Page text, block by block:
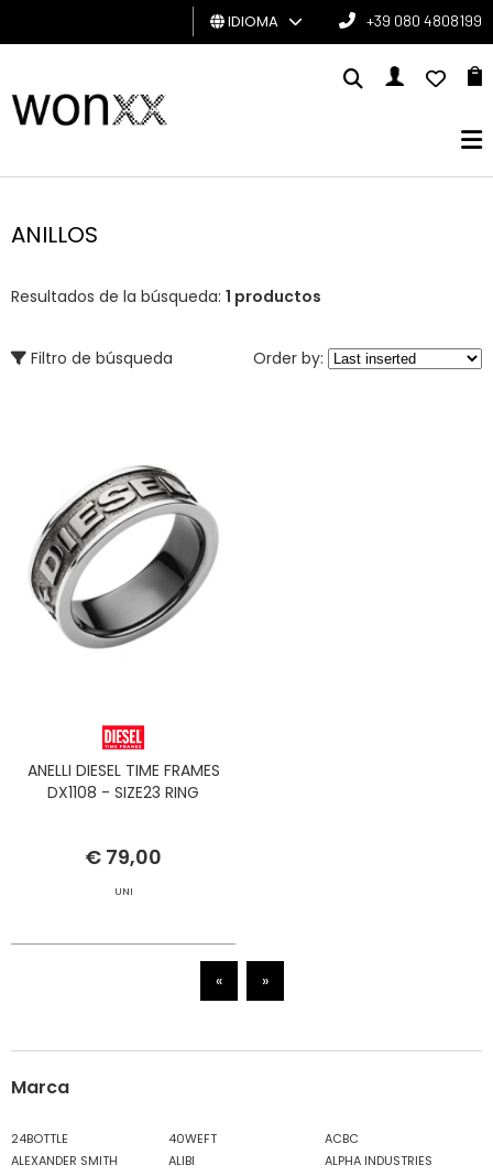
HOMBRE
DE
BRAND
IDIOMA +39 080 4808199
ANILLOS
Resultados de la búsqueda: 1 productos
Filtro de búsqueda Order by:
ANELLI DIESEL TIME FRAMES
DX1108 - SIZE23 RING
€ 79,00
UNI
« »
Marca
24BOTTLE 40WEFT
ACBC
ALEXANDER SMITH
ALIBI
ALPHA INDUSTRIES